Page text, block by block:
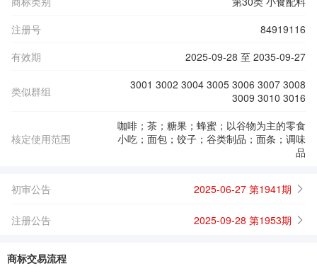
注册号
84919116
有效期
2025-09-28 至 2035-09-27
类似群组
3001 3002 3004 3005 3006 3007 3008
3009 3010 3016
核定使用范围
咖啡；茶；糖果；蜂蜜；以谷物为主的零食
小吃；面包；饺子；谷类制品；面条；调味
品
初审公告 2025-06-27 第1941期
注册公告 2025-09-28 第1953期
商标交易流程